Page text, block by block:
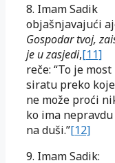
8. Imam Sadik
objašnjavajući
Gospodar tvoj,
je u zasjedi,[11]
reče: “To je most
siratu preko
ne može proći
ko ima nepravdu
na duši.”[12]
9. Imam Sadik: